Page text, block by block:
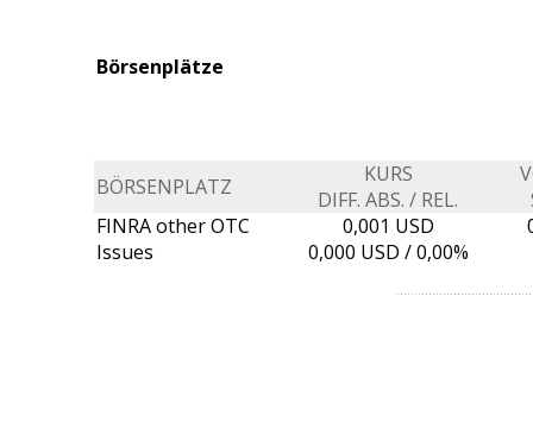
Börsenplätze
BÖRSENPLATZ
KURS
DIFF. ABS. / REL.
FINRA other OTC
Issues
0,001 USD
0,000 USD /0,00%